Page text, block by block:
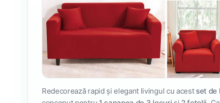
Redecorează rapid și elegant livingul cu acest set de